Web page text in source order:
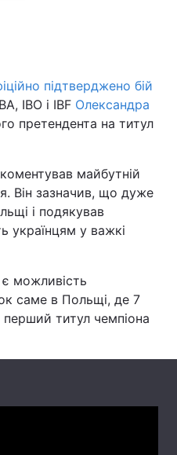
Війна
Світ
Наука
Лайт
Інциденти
Туризм
підтверджено бій
IBO і IBF Олександра
претендента на титул
майбутній
Він зазначив, що дуже
і подякував
українцям у важкі
можливість
саме в Польщі, де 7
перший титул чемпіона